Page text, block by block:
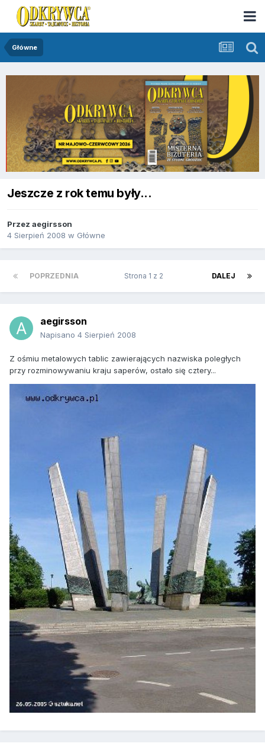
Główne
Jeszcze z rok temu były...
Przez aegirsson
4 Sierpień 2008 w Główne
POPRZEDNIA DALEJ
Strona 1 z 2
aegirsson
Napisano 4 Sierpień 2008
Z ośmiu metalowych tablic zawierających nazwiska poległych
przy rozminowywaniu kraju saperów, ostało się cztery...